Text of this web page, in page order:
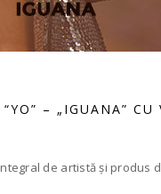
– „IGUANA” CU
de artistă și produs